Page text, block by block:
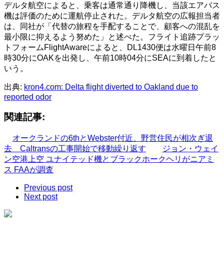
デルタ航空によると、乗客は通常通り降機し、当該エアバス
機は評価のために運航停止された。デルタ航空の広報担当者
は、同社が「代替の旅程を手配することで、顧客への混乱を
最小限に抑えるよう努めた」と述べた。フライト追跡プラッ
トフォームFlightAwareによると、DL1430便は水曜日午前8
時30分にOAKを出発し、午前10時04分にSEAに到着したと
いう。
出典: kron4.com: Delta flight diverted to Oakland due to
reported odor
関連記事:
オークランドの6thとWebster付近、野営住民が相次ぎ退
去 Caltransの工事開始で移動繰り返す
ジョン・ウェイ
ン空港上空 ユナイテッド機とブラックホークヘリがニアミ
ス FAAが調査
Previous post
Next post